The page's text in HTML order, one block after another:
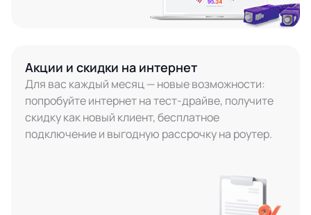
Акции и скидки на интернет
Для вас каждый месяц — новые возможности:
попробуйте интернет на тест-драйве, получите
скидку как новый клиент, бесплатное
подключение и выгодную рассрочку на роутер.